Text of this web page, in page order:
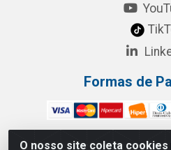
O nosso site coleta
Formas de